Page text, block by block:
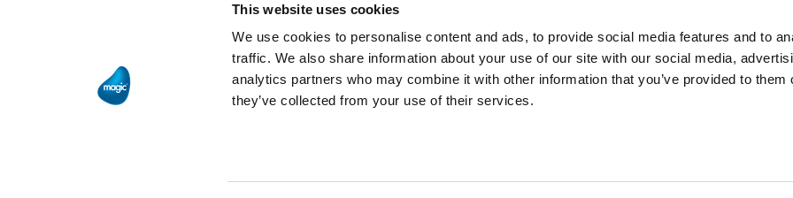
This website uses cookies
We use cookies to personalise content and ads, to provide social media features and to
traffic. We also share information about your use of our site with our social media,
analytics partners who may combine it with other information that you’ve provided to them
they’ve collected from your use of their services.
Magic xpi
Integrationsplattform
Plattform
Magic xpa Web Application
Framework
Karriere
Weltweite